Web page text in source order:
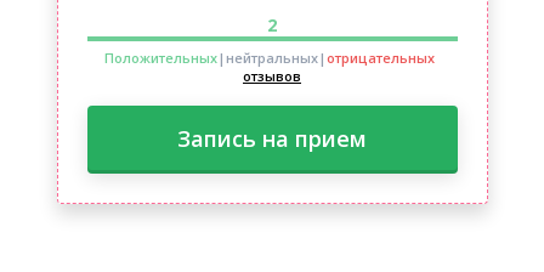
2
Положительных|нейтральных| отрицательных
отзывов
Запись на прием